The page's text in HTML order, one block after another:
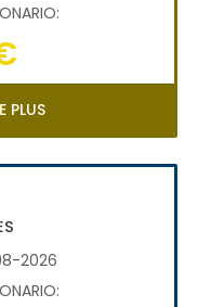
PLUS
2026